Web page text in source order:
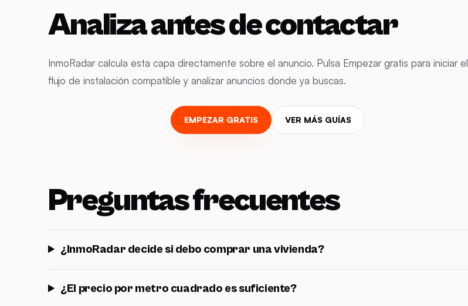
Analiza antes de contactar
InmoRadar calcula esta capa directamente sobre el anuncio. Pulsa Empezar gratis para iniciar el
flujo de instalación compatible y analizar anuncios donde ya buscas.
EMPEZAR GRATIS VER MÁS GUÍAS
Preguntas frecuentes
¿InmoRadar decide si debo comprar una vivienda?
¿El precio por metro cuadrado es suficiente?